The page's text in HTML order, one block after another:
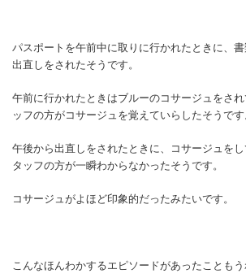
パスポートを午前中に取りに行かれたときに、
出直しをされたそうです。
午前に行かれたときはブルーのコサージュをさ
ッフの方がコサージュを覚えていらしたそうです
午後から出直しをされたときに、コサージュを
タッフの方が一瞬わからなかったそうです。
コサージュがよほど印象的だったみたいです。
こんなほんわかするエピソードがあったこともう